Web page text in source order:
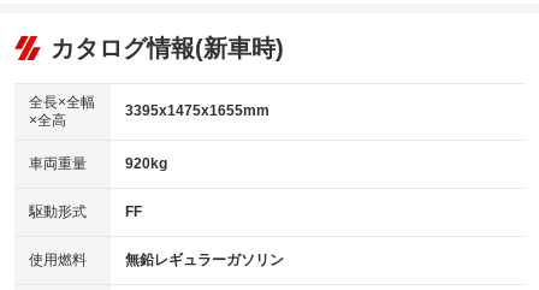
リフトアップ
：装備なし
：装備なし
パワーウィンドウ
アイドリングストップ
：装備あり
USB入力端子
：装備なし
100V電源
：装備なし
ビジュアル：-／DVD再生
：装備あり
アルミホイール
：装備なし
HID(キセノンライト)
バックカメラ
カタログ情報(新車時)
全長×全幅
×全高
3395x1475x1655mm
車両重量 920kg
駆動形式 FF
使用燃料 無鉛レギュラーガソリン